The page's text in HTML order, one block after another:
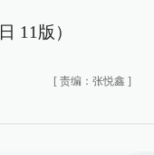
11版）
[ 责编：张悦鑫 ]